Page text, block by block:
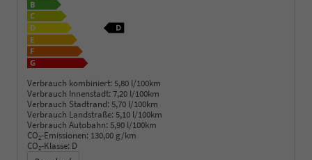
Verbrauch kombiniert: 5,80 l/100km
Verbrauch Innenstadt: 7,20 l/100km
Verbrauch Stadtrand: 5,70 l/100km
Verbrauch Landstraße: 5,10 l/100km
Verbrauch Autobahn: 5,90 l/100km
CO2-Emissionen: 130,00 g/km
CO2-Klasse: D